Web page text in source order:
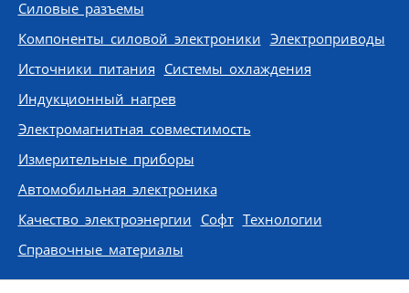
Skip to content
Силовые разъемы
Компоненты силовой электроники Электроприводы
Источники питания Системы охлаждения
Индукционный нагрев
Электромагнитная совместимость
Измерительные приборы
Автомобильная электроника
Качество электроэнергии Софт Технологии
Справочные материалы